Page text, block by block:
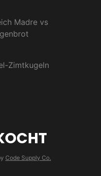
Madre vs
Zimtkugeln
Code Supply Co.